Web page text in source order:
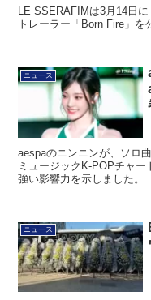
LE SSERAFIMは3月14日
トレーラー「Born Fire」を
ニュース
aespaのニンニンが、ソロ
ミュージックK-POPチャ
強い影響力を示しました。
ニュース